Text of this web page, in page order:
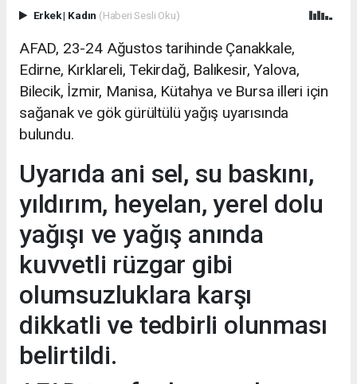
Erkek| Kadın (Haberi Sesli Oku)
AFAD, 23-24 Ağustos tarihinde Çanakkale,
Edirne, Kırklareli, Tekirdağ, Balıkesir, Yalova,
Bilecik, İzmir, Manisa, Kütahya ve Bursa illeri için
sağanak ve gök gürültülü yağış uyarısında
bulundu.
Uyarıda ani sel, su baskını,
yıldırım, heyelan, yerel dolu
yağışı ve yağış anında
kuvvetli rüzgar gibi
olumsuzluklara karşı
dikkatli ve tedbirli olunması
belirtildi.